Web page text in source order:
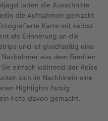
laden die Ausschnitte
die Aufnahmen gemacht
Karte mit selbst
als Erinnerung an die
und ist gleichzeitig eine
aus dem Familien-
einfach während der Reise
sich im Nachhinein eine
Highlights farbig
Foto davon gemacht.